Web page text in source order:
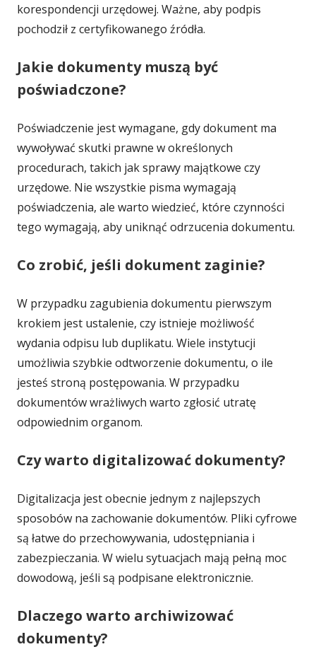
korespondencji urzędowej. Ważne, aby podpis
pochodził z certyfikowanego źródła.
Jakie dokumenty muszą być
poświadczone?
Poświadczenie jest wymagane, gdy dokument ma
wywoływać skutki prawne w określonych
procedurach, takich jak sprawy majątkowe czy
urzędowe. Nie wszystkie pisma wymagają
poświadczenia, ale warto wiedzieć, które czynności
tego wymagają, aby uniknąć odrzucenia dokumentu.
Co zrobić, jeśli dokument zaginie?
W przypadku zagubienia dokumentu pierwszym
krokiem jest ustalenie, czy istnieje możliwość
wydania odpisu lub duplikatu. Wiele instytucji
umożliwia szybkie odtworzenie dokumentu, o ile
jesteś stroną postępowania. W przypadku
dokumentów wrażliwych warto zgłosić utratę
odpowiednim organom.
Czy warto digitalizować dokumenty?
Digitalizacja jest obecnie jednym z najlepszych
sposobów na zachowanie dokumentów. Pliki cyfrowe
są łatwe do przechowywania, udostępniania i
zabezpieczania. W wielu sytuacjach mają pełną moc
dowodową, jeśli są podpisane elektronicznie.
Dlaczego warto archiwizować
dokumenty?